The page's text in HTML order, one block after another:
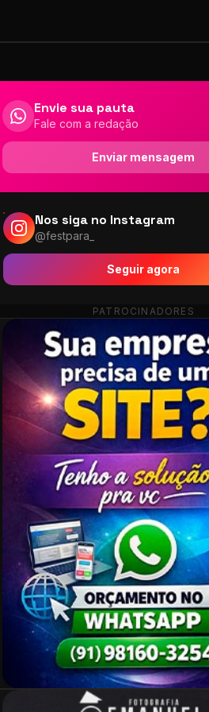
Envie sua pauta
Fale com a redação
Enviar mensagem
Nos siga no Instagram
@festpara_
Seguir agora
PATROCINADORES